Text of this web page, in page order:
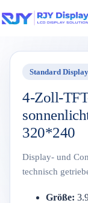
Standard
4-Zoll-
320*240
Display- und
technisch
Größe: